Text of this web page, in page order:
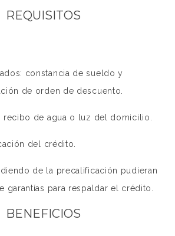
REQUISITOS
constancia de sueldo y
de orden de descuento.
recibo de agua o luz del domicilio.
del crédito.
de la precalificación pudieran
garantías para respaldar el crédito.
BENEFICIOS